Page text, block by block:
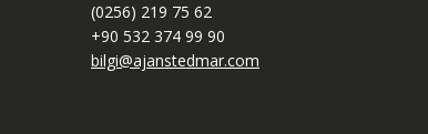
(0256) 219 75 62
+90 532 374 99 90
bilgi@ajanstedmar.com